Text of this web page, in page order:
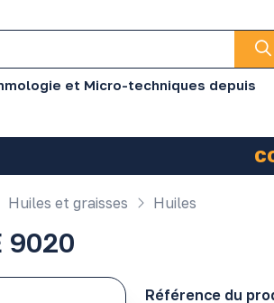
et Micro-techniques depuis
Huiles et graisses Huiles
9020
Référence du